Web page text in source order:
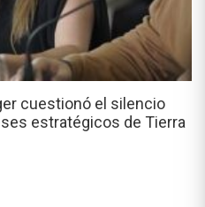
cuestionó el silencio
estratégicos de Tierra